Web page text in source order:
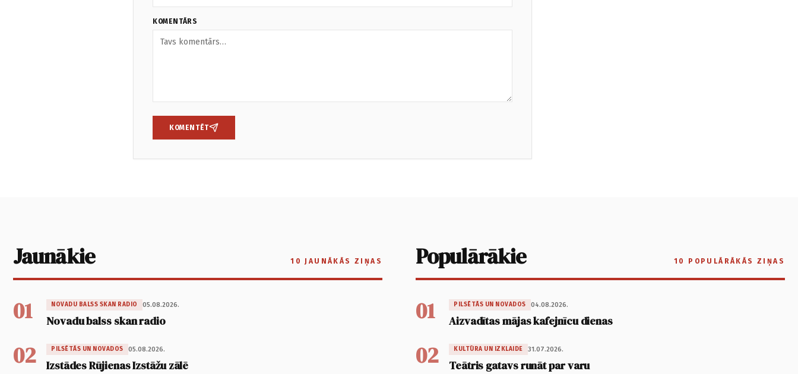
KOMENTĀRS
KOMENTĒT
Jaunākie 10 JAUNĀKĀS ZIŅAS
01 NOVADU BALSS SKAN RADIO 05.08.2026.
Novadu balss skan radio
02 PILSĒTĀS UN NOVADOS 05.08.2026.
Izstādes Rūjienas Izstāžu zālē
Populārākie 10 POPULĀRĀKĀS ZIŅAS
01 PILSĒTĀS UN NOVADOS 04.08.2026.
Aizvadītas mājas kafejnīcu dienas
02 KULTŪRA UN IZKLAIDE 31.07.2026.
Teātris gatavs runāt par varu